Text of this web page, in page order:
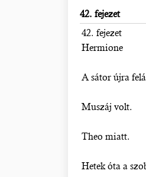
42. fejezet
42. fejezet
Hermione
A sátor újra
Muszáj volt.
Theo miatt.
Hetek óta a